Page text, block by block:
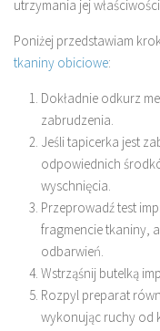
utrzymania jej
Poniżej przedstawiam
tkaniny obiciowe:
Dokładnie odkurz
zabrudzenia.
Jeśli tapicerka jest
odpowiednich
wyschnięcia.
Przeprowadź test
fragmencie tkaniny,
odbarwień.
Wstrząśnij butelką
Rozpyl preparat
wykonując ruchy od